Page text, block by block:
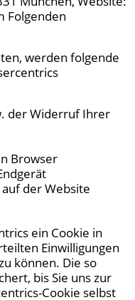
Folgenden
werden folgende
der Widerruf Ihrer
Browser
der Website
ein Cookie in
Einwilligungen
können. Die so
bis Sie uns zur
Cookie selbst